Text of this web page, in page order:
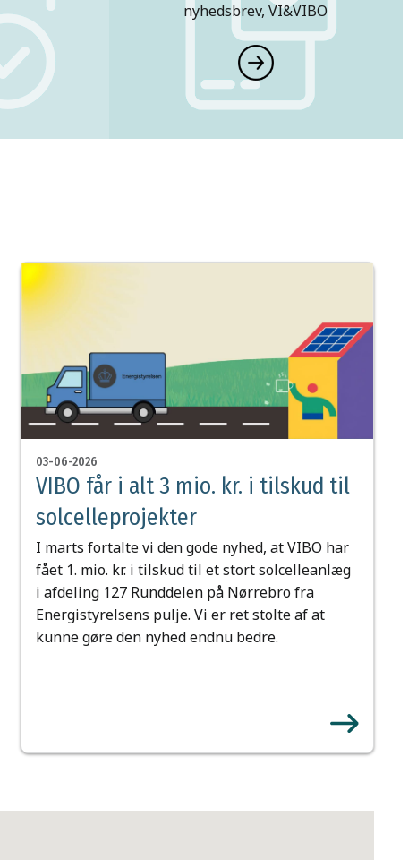
nyhedsbrev, VI&VIBO
03-06-2026
VIBO får i alt 3 mio. kr. i tilskud til
solcelleprojekter
I marts fortalte vi den gode nyhed, at VIBO har
fået 1. mio. kr. i tilskud til et stort solcelleanlæg
i afdeling 127 Runddelen på Nørrebro fra
Energistyrelsens pulje. Vi er ret stolte af at
kunne gøre den nyhed endnu bedre.